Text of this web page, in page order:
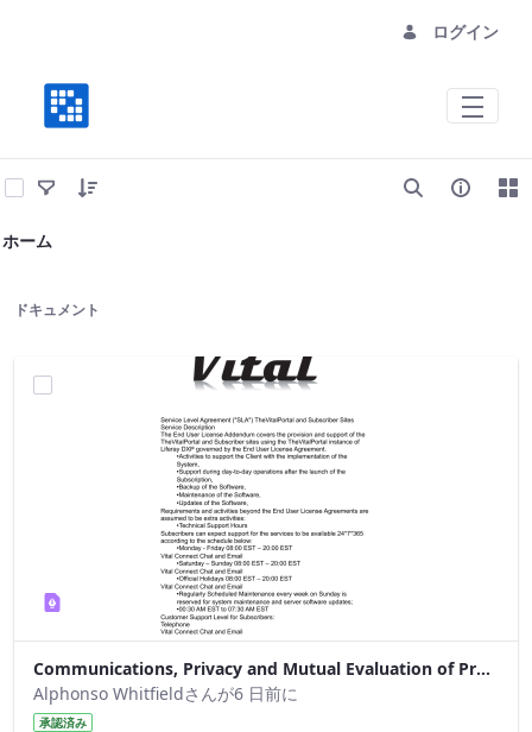
ログイン
Vital Site Services
ホーム
ドキュメント
Communications, Privacy and Mutual Evaluation of Proprietary Documents
Alphonso Whitfieldさんが6 日前に
承認済み